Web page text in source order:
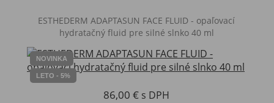
ESTHEDERM ADAPTASUN FACE FLUID - opaľovací
hydratačný fluid pre silné slnko 40 ml
NOVINKA
LETO - 5%
86,00 € s DPH